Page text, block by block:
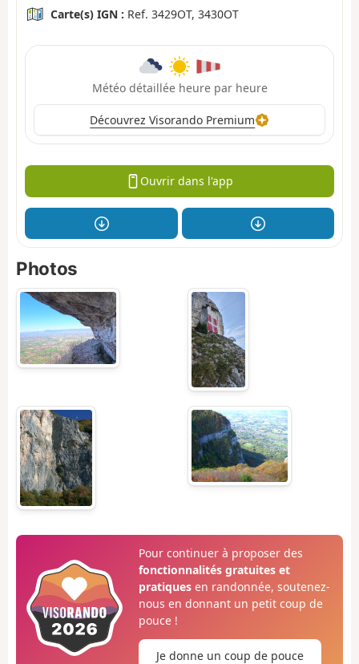
Carte(s) IGN : Ref. 3429OT, 3430OT
Météo détaillée heure par heure
Découvrez Visorando Premium
Ouvrir dans l'app
Photos
Pour continuer à proposer des
fonctionnalités gratuites et
pratiquesen randonnée, soutenez-
nous en donnant un petit coup de
pouce !
Je donne un coup de pouce